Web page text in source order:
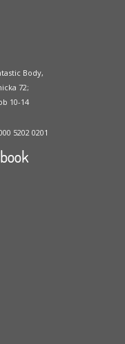
Body,
72;
10-14
5202 0201